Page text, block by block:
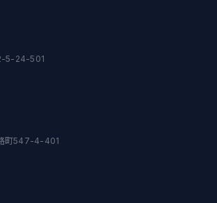
5-24-501
町547-4-401